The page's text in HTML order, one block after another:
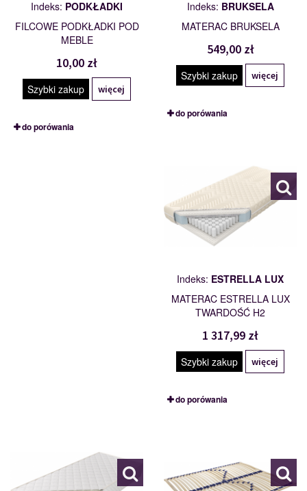
Indeks: PODKŁADKI
FILCOWE PODKŁADKI POD
MEBLE
10,00 zł
Szybki zakup więcej
do porówania
Indeks: BRUKSELA
MATERAC BRUKSELA
549,00 zł
Szybki zakup więcej
do porówania
Indeks: ESTRELLA LUX
MATERAC ESTRELLA LUX
TWARDOŚĆ H2
1 317,99 zł
Szybki zakup więcej
do porówania